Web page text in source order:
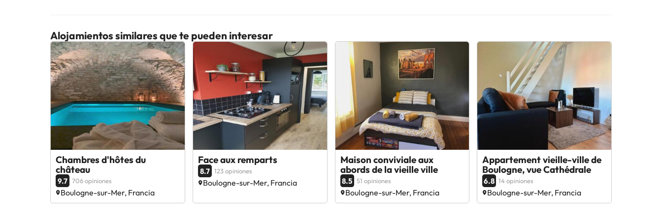
Alojamientos similares que te pueden interesar
Chambres d'hôtes du
château
9.7 706 opiniones
Boulogne-sur-Mer, Francia
Face aux remparts
8.7 123 opiniones
Boulogne-sur-Mer, Francia
Maison conviviale aux
abords de la vieille ville
8.5 51 opiniones
Boulogne-sur-Mer, Francia
Appartement vieille-ville de
Boulogne, vue Cathédrale
6.8 14 opiniones
Boulogne-sur-Mer, Francia